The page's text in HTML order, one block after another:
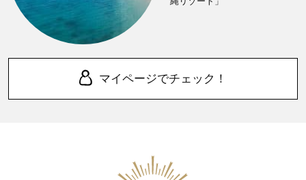
マイページでチェック！